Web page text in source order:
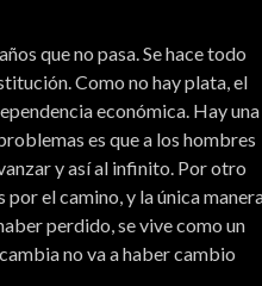
que no pasa. Se hace todo
Como no hay plata, el
económica. Hay una
es que a los hombres
y así al infinito. Por otro
el camino, y la única
perdido, se vive como un
no va a haber cambio